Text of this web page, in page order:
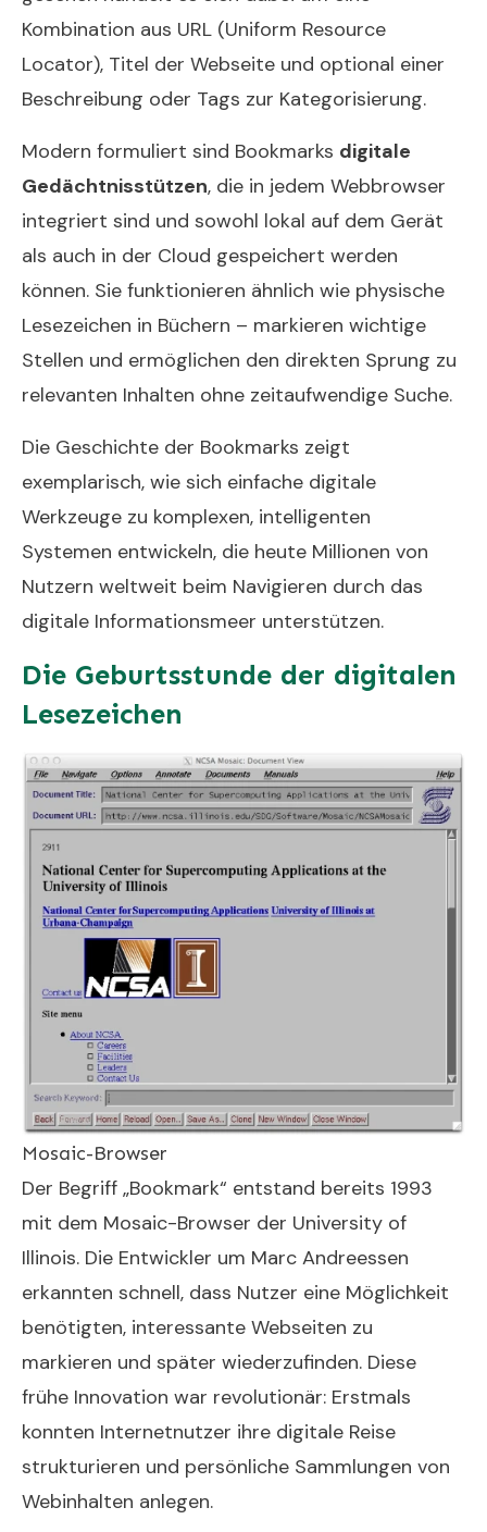
Kombination aus URL (Uniform Resource
Locator), Titel der Webseite und optional einer
Beschreibung oder Tags zur Kategorisierung.
Modern formuliert sind Bookmarks digitale
Gedächtnisstützen, die in jedem Webbrowser
integriert sind und sowohl lokal auf dem Gerät
als auch in der Cloud gespeichert werden
können. Sie funktionieren ähnlich wie physische
Lesezeichen in Büchern – markieren wichtige
Stellen und ermöglichen den direkten Sprung zu
relevanten Inhalten ohne zeitaufwendige Suche.
Die Geschichte der Bookmarks zeigt
exemplarisch, wie sich einfache digitale
Werkzeuge zu komplexen, intelligenten
Systemen entwickeln, die heute Millionen von
Nutzern weltweit beim Navigieren durch das
digitale Informationsmeer unterstützen.
Die Geburtsstunde der digitalen
Lesezeichen
Mosaic-Browser
Der Begriff „Bookmark“ entstand bereits 1993
mit dem Mosaic-Browser der University of
Illinois. Die Entwickler um Marc Andreessen
erkannten schnell, dass Nutzer eine Möglichkeit
benötigten, interessante Webseiten zu
markieren und später wiederzufinden. Diese
frühe Innovation war revolutionär: Erstmals
konnten Internetnutzer ihre digitale Reise
strukturieren und persönliche Sammlungen von
Webinhalten anlegen.